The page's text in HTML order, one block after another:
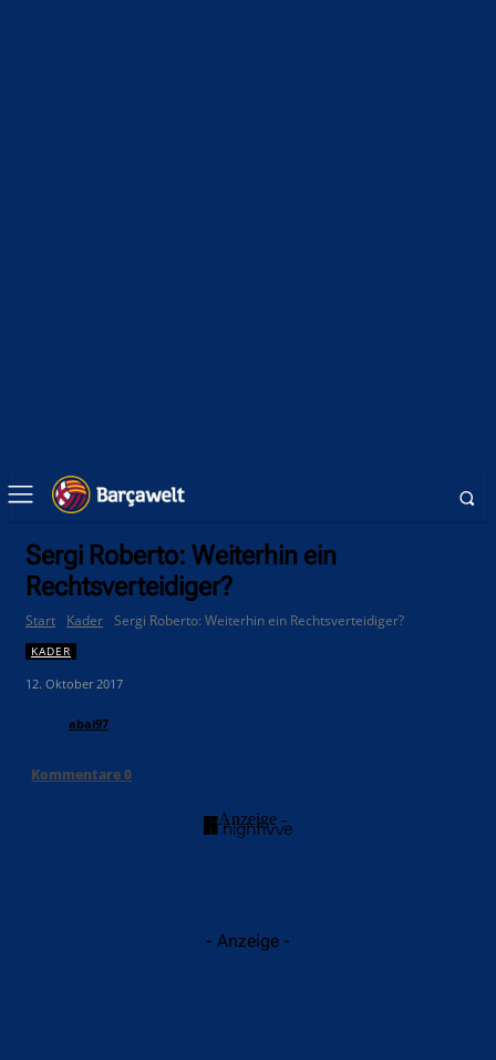
Sergi Roberto: Weiterhin ein
Rechtsverteidiger?
Start Kader Sergi Roberto: Weiterhin ein Rechtsverteidiger?
KADER
12. Oktober 2017
abai97
Kommentare0
- Anzeige -
- Anzeige -